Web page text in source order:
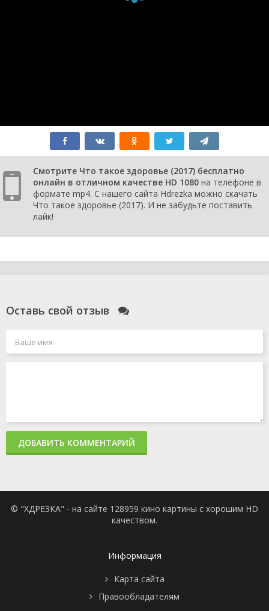
Смотрите Что такое здоровье (2017) бесплатно
онлайн в отличном качестве HD 1080 на телефоне в
формате mp4. С нашего сайта Hdrezka можно скачать
Что такое здоровье (2017). И не забудьте поставить
лайк!
Оставь свой отзыв
ДОБАВИТЬ КОММЕНТАРИЙ
© "ХДРЕЗКА" - на сайте 128959 кино картины с хорошим HD
качеством.
Информация
Карта сайта
Правообладателям